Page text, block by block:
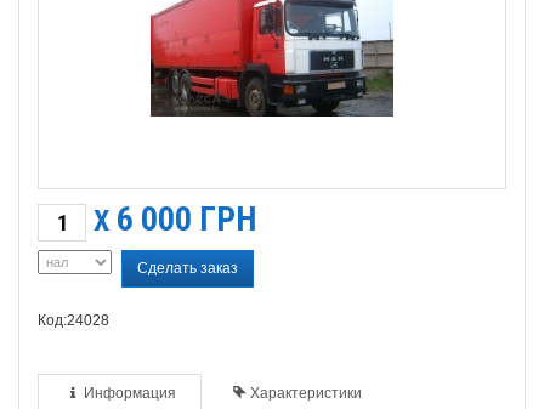
X 6 000 ГРН
Сделать заказ
Код:24028
Информация Характеристики